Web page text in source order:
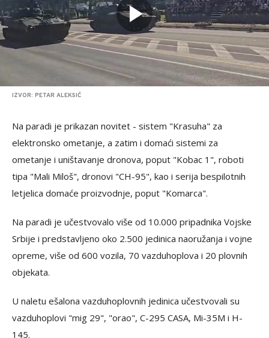
IZVOR: PETAR ALEKSIĆ
Na paradi je prikazan novitet - sistem "Krasuha" za
elektronsko ometanje, a zatim i domaći sistemi za
ometanje i uništavanje dronova, poput "Kobac 1", roboti
tipa "Mali Miloš", dronovi "CH-95", kao i serija bespilotnih
letjelica domaće proizvodnje, poput "Komarca".
Na paradi je učestvovalo više od 10.000 pripadnika Vojske
Srbije i predstavljeno oko 2.500 jedinica naoružanja i vojne
opreme, više od 600 vozila, 70 vazduhoplova i 20 plovnih
objekata.
U naletu ešalona vazduhoplovnih jedinica učestvovali su
vazduhoplovi "mig 29", "orao", C-295 CASA, Mi-35M i H-
145.